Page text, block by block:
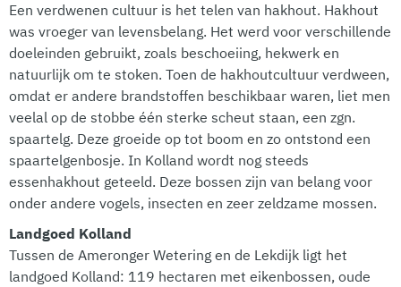
Een verdwenen cultuur is het telen van hakhout. Hakhout
was vroeger van levensbelang. Het werd voor verschillende
doeleinden gebruikt, zoals beschoeiing, hekwerk en
natuurlijk om te stoken. Toen de hakhoutcultuur verdween,
omdat er andere brandstoffen beschikbaar waren, liet men
veelal op de stobbe één sterke scheut staan, een zgn.
spaartelg. Deze groeide op tot boom en zo ontstond een
spaartelgenbosje. In Kolland wordt nog steeds
essenhakhout geteeld. Deze bossen zijn van belang voor
onder andere vogels, insecten en zeer zeldzame mossen.
Landgoed Kolland
Tussen de Ameronger Wetering en de Lekdijk ligt het
landgoed Kolland: 119 hectaren met eikenbossen, oude